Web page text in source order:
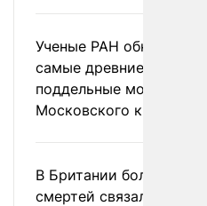
Ученые РАН
самые древние
поддельные монеты
Московского
В Британии более ста
смертей связали с